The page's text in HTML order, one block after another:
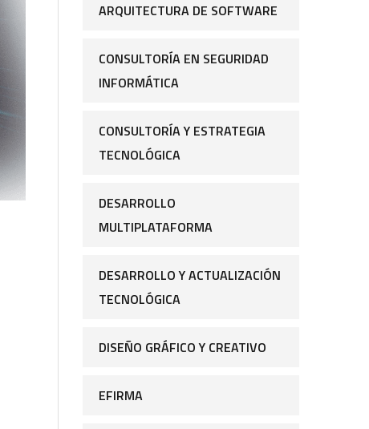
ARQUITECTURA DE SOFTWARE
CONSULTORÍA EN SEGURIDAD
INFORMÁTICA
CONSULTORÍA Y ESTRATEGIA
TECNOLÓGICA
DESARROLLO
MULTIPLATAFORMA
DESARROLLO Y ACTUALIZACIÓN
TECNOLÓGICA
DISEÑO GRÁFICO Y CREATIVO
EFIRMA